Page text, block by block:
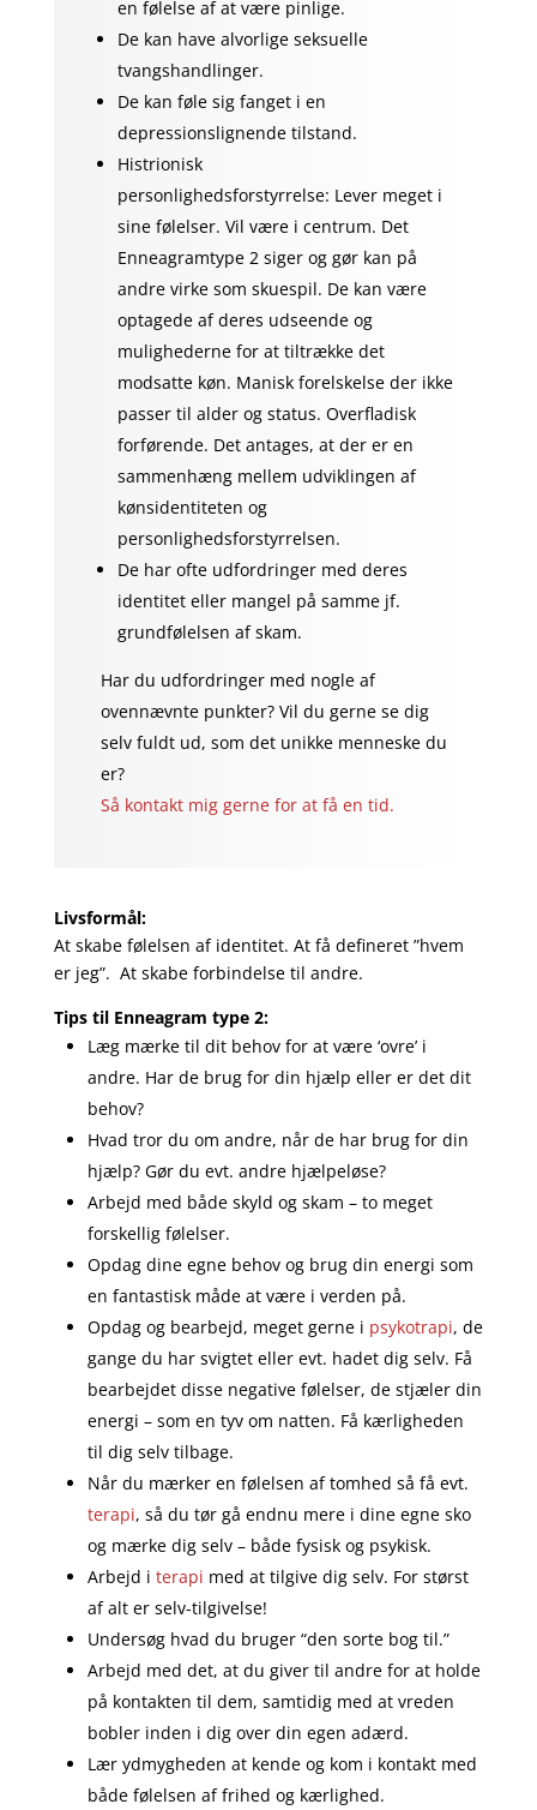
en følelse af at være pinlige.
De kan have alvorlige seksuelle
tvangshandlinger.
De kan føle sig fanget i en
depressionslignende tilstand.
Histrionisk
personlighedsforstyrrelse: Lever meget i
sine følelser. Vil være i centrum. Det
Enneagramtype 2 siger og gør kan på
andre virke som skuespil. De kan være
optagede af deres udseende og
mulighederne for at tiltrække det
modsatte køn. Manisk forelskelse der ikke
passer til alder og status. Overfladisk
forførende. Det antages, at der er en
sammenhæng mellem udviklingen af
kønsidentiteten og
personlighedsforstyrrelsen.
De har ofte udfordringer med deres
identitet eller mangel på samme jf.
grundfølelsen af skam.
Har du udfordringer med nogle af
ovennævnte punkter? Vil du gerne se dig
selv fuldt ud, som det unikke menneske du
er?
Så kontakt mig gerne for at få en tid.
Livsformål:
At skabe følelsen af identitet. At få defineret ”hvem
er jeg”. At skabe forbindelse til andre.
Tips til Enneagram type 2:
Læg mærke til dit behov for at være ‘ovre’ i
andre. Har de brug for din hjælp eller er det dit
behov?
Hvad tror du om andre, når de har brug for din
hjælp? Gør du evt. andre hjælpeløse?
Arbejd med både skyld og skam – to meget
forskellig følelser.
Opdag dine egne behov og brug din energi som
en fantastisk måde at være i verden på.
Opdag og bearbejd, meget gerne i psykotrapi, de
gange du har svigtet eller evt. hadet dig selv. Få
bearbejdet disse negative følelser, de stjæler din
energi – som en tyv om natten. Få kærligheden
til dig selv tilbage.
Når du mærker en følelsen af tomhed så få evt.
terapi, så du tør gå endnu mere i dine egne sko
og mærke dig selv – både fysisk og psykisk.
Arbejd i terapi med at tilgive dig selv. For størst
af alt er selv-tilgivelse!
Undersøg hvad du bruger “den sorte bog til.”
Arbejd med det, at du giver til andre for at holde
på kontakten til dem, samtidig med at vreden
bobler inden i dig over din egen adærd.
Lær ydmygheden at kende og kom i kontakt med
både følelsen af frihed og kærlighed.